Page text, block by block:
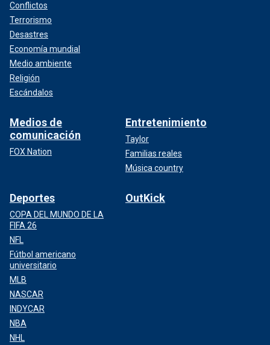
Conflictos
Terrorismo
Desastres
Economía mundial
Medio ambiente
Religión
Escándalos
Medios de
comunicación
FOX Nation
Entretenimiento
Taylor
Familias reales
Música country
Deportes
COPA DEL MUNDO DE LA
FIFA 26
NFL
Fútbol americano
universitario
MLB
NASCAR
INDYCAR
NBA
NHL
OutKick